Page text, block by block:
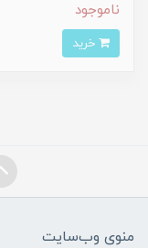
ناموجود
منوی وب‌سایت